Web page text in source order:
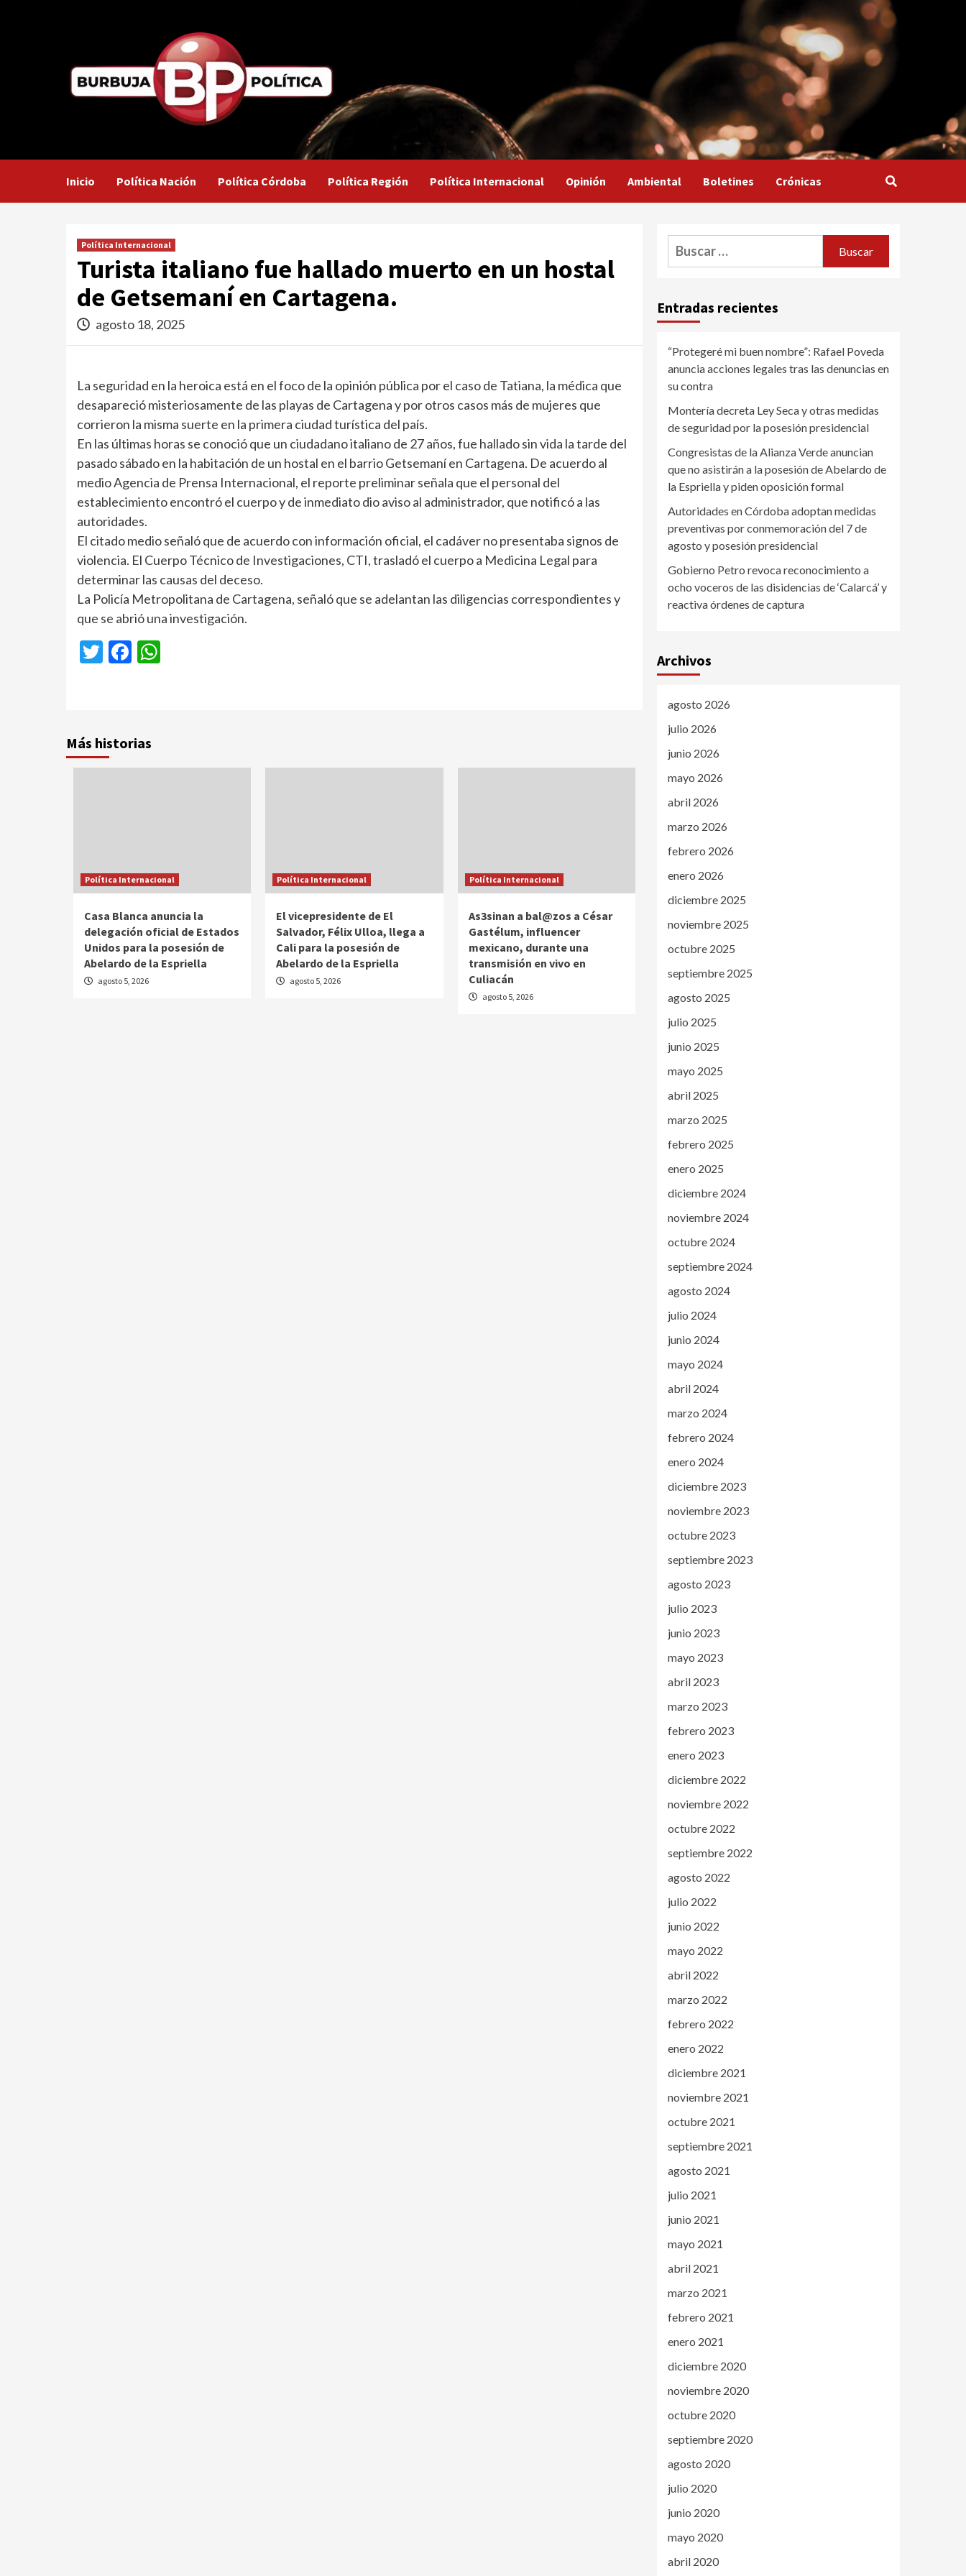
Inicio Política Nación Política Córdoba Política Región Política Internacional Opinión Ambiental Boletines Crónicas
Política Internacional
Turista italiano fue hallado muerto en un hostal
de Getsemaní en Cartagena.
agosto 18, 2025
La seguridad en la heroica está en el foco de la opinión pública por el caso de Tatiana, la médica que
desapareció misteriosamente de las playas de Cartagena y por otros casos más de mujeres que
corrieron la misma suerte en la primera ciudad turística del país.
En las últimas horas se conoció que un ciudadano italiano de 27 años, fue hallado sin vida la tarde del
pasado sábado en la habitación de un hostal en el barrio Getsemaní en Cartagena. De acuerdo al
medio Agencia de Prensa Internacional, el reporte preliminar señala que el personal del
establecimiento encontró el cuerpo y de inmediato dio aviso al administrador, que notificó a las
autoridades.
El citado medio señaló que de acuerdo con información oficial, el cadáver no presentaba signos de
violencia. El Cuerpo Técnico de Investigaciones, CTI, trasladó el cuerpo a Medicina Legal para
determinar las causas del deceso.
La Policía Metropolitana de Cartagena, señaló que se adelantan las diligencias correspondientes y
que se abrió una investigación.
TwitterFacebook
Más historias
Política Internacional
Casa Blanca anuncia la
delegación oficial de Estados
Unidos para la posesión de
Abelardo de la Espriella
agosto 5, 2026
Política Internacional
El vicepresidente de El
Salvador, Félix Ulloa, llega a
Cali para la posesión de
Abelardo de la Espriella
agosto 5, 2026
Política Internacional
As3sinan a bal@zos a César
Gastélum, influencer
mexicano, durante una
transmisión en vivo en
Culiacán
agosto 5, 2026
Buscar:
Entradas recientes
“Protegeré mi buen nombre”: Rafael Poveda
anuncia acciones legales tras las denuncias en
su contra
Montería decreta Ley Seca y otras medidas
de seguridad por la posesión presidencial
Congresistas de la Alianza Verde anuncian
que no asistirán a la posesión de Abelardo de
la Espriella y piden oposición formal
Autoridades en Córdoba adoptan medidas
preventivas por conmemoración del 7 de
agosto y posesión presidencial
Gobierno Petro revoca reconocimiento a
ocho voceros de las disidencias de ‘Calarcá’ y
reactiva órdenes de captura
Archivos
agosto 2026
julio 2026
junio 2026
mayo 2026
abril 2026
marzo 2026
febrero 2026
enero 2026
diciembre 2025
noviembre 2025
octubre 2025
septiembre 2025
agosto 2025
julio 2025
junio 2025
mayo 2025
abril 2025
marzo 2025
febrero 2025
enero 2025
diciembre 2024
noviembre 2024
octubre 2024
septiembre 2024
agosto 2024
julio 2024
junio 2024
mayo 2024
abril 2024
marzo 2024
febrero 2024
enero 2024
diciembre 2023
noviembre 2023
octubre 2023
septiembre 2023
agosto 2023
julio 2023
junio 2023
mayo 2023
abril 2023
marzo 2023
febrero 2023
enero 2023
diciembre 2022
noviembre 2022
octubre 2022
septiembre 2022
agosto 2022
julio 2022
junio 2022
mayo 2022
abril 2022
marzo 2022
febrero 2022
enero 2022
diciembre 2021
noviembre 2021
octubre 2021
septiembre 2021
agosto 2021
julio 2021
junio 2021
mayo 2021
abril 2021
marzo 2021
febrero 2021
enero 2021
diciembre 2020
noviembre 2020
octubre 2020
septiembre 2020
agosto 2020
julio 2020
junio 2020
mayo 2020
abril 2020